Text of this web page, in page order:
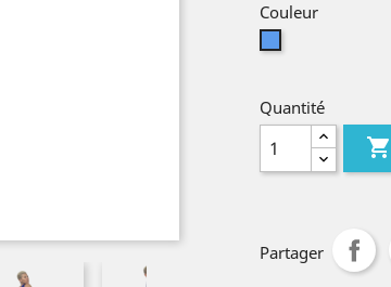
Couleur
Quantité

Partager